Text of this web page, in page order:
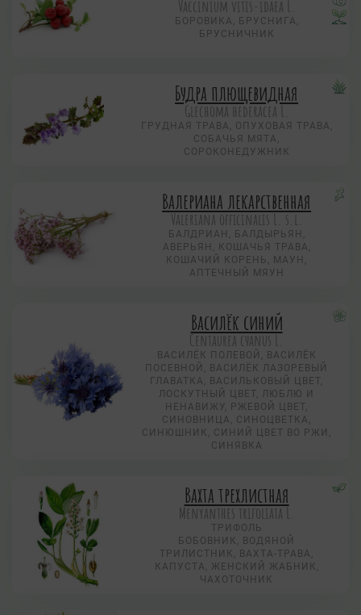
Vaccinium vitis-idaea L.
БОРОВИКА, БРУСНИГА,
БРУСНИЧНИК
Будра плющевидная
Glechoma hederacea L.
ГРУДНАЯ ТРАВА, ОПУХОВАЯ ТРАВА,
СОБАЧЬЯ МЯТА,
СОРОКОНЕДУЖНИК
Валериана лекарственная
Valeriana officinalis L. s.l.
БАЛДРИАН, БАЛДЫРЬЯН,
АВЕРЬЯН, КОШАЧЬЯ ТРАВА,
КОШАЧИЙ КОРЕНЬ, МАУН,
АПТЕЧНЫЙ МЯУН
Василёк синий
Centaurea суanus L.
ВАСИЛЁК ПОЛЕВОЙ, ВАСИЛЁК
ПОСЕВНОЙ, ВАСИЛЁК ЛАЗОРЕВЫЙ
ГЛАВАТКА, ВАСИЛЬКОВЫЙ ЦВЕТ,
ЛОСКУТНЫЙ ЦВЕТ, ЛЮБЛЮ И
НЕНАВИЖУ, РЖЕВОЙ ЦВЕТ,
СИНОВНИЦА, СИНОЦВЕТКА,
СИНЮШНИК, СИНИЙ ЦВЕТ ВО РЖИ,
СИНЯВКА
Вахта трехлистная
Menyanthes trifoliata L.
ТРИФОЛЬ
БОБОВНИК, ВОДЯНОЙ
ТРИЛИСТНИК, ВАХТА-ТРАВА,
КАПУСТА, ЖЕНСКИЙ ЖАБНИК,
ЧАХОТОЧНИК